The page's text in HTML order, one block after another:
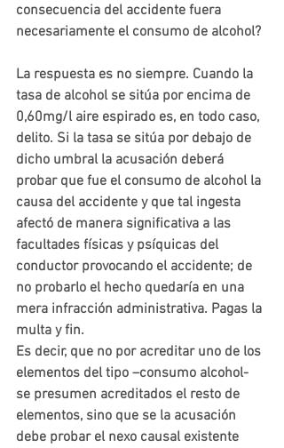
consecuencia del accidente fuera
necesariamente el consumo de alcohol?
La respuesta es no siempre. Cuando la
tasa de alcohol se sitúa por encima de
0,60mg/l aire espirado es, en todo caso,
delito. Si la tasa se sitúa por debajo de
dicho umbral la acusación deberá
probar que fue el consumo de alcohol la
causa del accidente y que tal ingesta
afectó de manera significativa a las
facultades físicas y psíquicas del
conductor provocando el accidente; de
no probarlo el hecho quedaría en una
mera infracción administrativa. Pagas la
multa y fin.
Es decir, que no por acreditar uno de los
elementos del tipo –consumo alcohol-
se presumen acreditados el resto de
elementos, sino que se la acusación
debe probar el nexo causal existente